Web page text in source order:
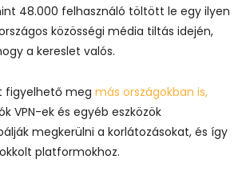
48.000 felhasználó töltött le egy ilyen
közösségi média tiltás idején,
a kereslet valós.
figyelhető meg más országokban is,
VPN-ek és egyéb eszközök
megkerülni a korlátozásokat, és így
platformokhoz.